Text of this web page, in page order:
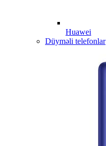
Huawei
Düyməli telefonlar